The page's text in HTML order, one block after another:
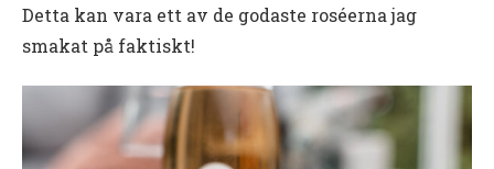
Detta kan vara ett av de godaste roséerna jag
smakat på faktiskt!